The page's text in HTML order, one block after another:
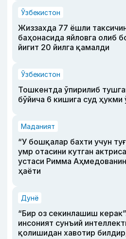
Ўзбекистон
Жиззахда 77 ёшли
баҳонасида яйловга олиб
йигит 20 йилга қамалди
Ўзбекистон
Тошкентда ўпирилиб
бўйича 6 кишига суд ҳукми
Маданият
“У бошқалар бахти учун
умр отасини кутган
устаси Римма
ҳаёти
Дунё
“Бир оз секинлашиш
инсоният сунъий
қолишидан хавотир